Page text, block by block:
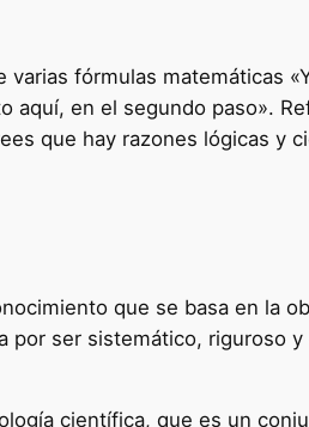
varias fórmulas matemáticas
aquí, en el segundo paso».
que hay razones lógicas y
que se basa en la
por ser sistemático, riguroso
científica, que es un